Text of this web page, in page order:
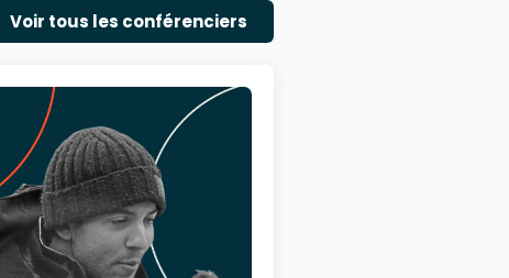
Voir tous les conférenciers